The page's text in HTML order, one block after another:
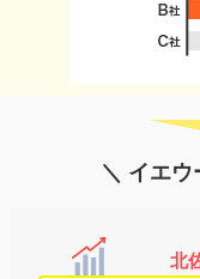
＼ イエウ
北